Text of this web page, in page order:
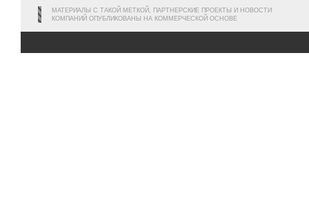
МАТЕРИАЛЫ С ТАКОЙ МЕТКОЙ, ПАРТНЕРСКИЕ ПРОЕКТЫ И НОВОСТИ
КОМПАНИЙ ОПУБЛИКОВАНЫ НА КОММЕРЧЕСКОЙ ОСНОВЕ